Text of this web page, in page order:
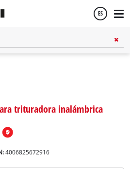
ES
trituradora inalámbrica
4006825672916